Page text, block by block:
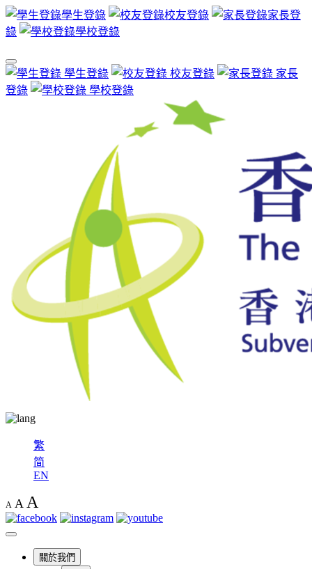
學生登錄 校友登錄
家長登
錄
學校登錄
學生登錄 校友登錄
家長
登錄
學校登錄
繁
简
EN
A A A
關於我們